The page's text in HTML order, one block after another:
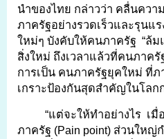
นำของไทย กล่าวว่า คลื่นควา
ภาครัฐอย่างรวดเร็วและรุนแ
ใหม่ๆ บังคับให้คนภาครัฐ “ล้ม
สิ่งใหม่ ถึงเวลาแล้วที่คนภาค
การเป็น คนภาครัฐยุคใหม่ ที่
เกราะป้องกันสุดสำคัญในโลก
“แต่จะให้ทำอย่างไร เ
ภาครัฐ (Pain point) ส่วนให